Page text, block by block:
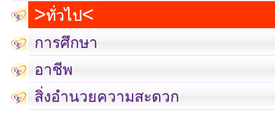
ทั่วไป
การศึกษา
อาชีพ
สิ่งอำนวยความสะดวก